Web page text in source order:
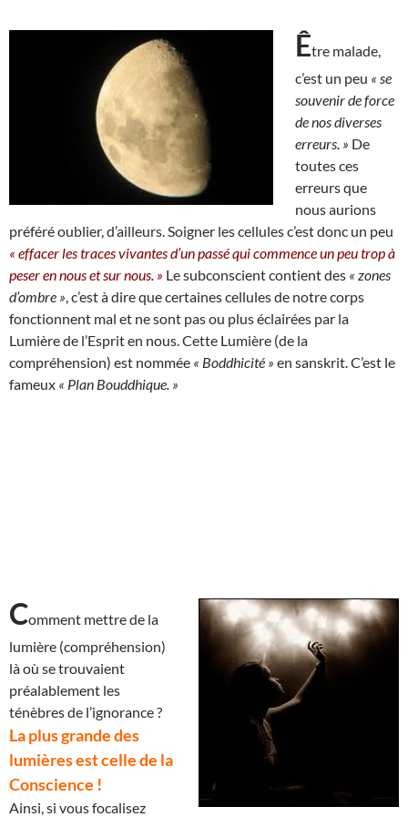
Être malade,
c’est un peu « se
souvenir de force
de nos diverses
erreurs. » De
toutes ces
erreurs que
nous aurions
préféré oublier, d’ailleurs. Soigner les cellules c’est donc un peu
« effacer les traces vivantes d’un passé qui commence un peu trop à
peser en nous et sur nous. » Le subconscient contient des « zones
d’ombre » , c’est à dire que certaines cellules de notre corps
fonctionnent mal et ne sont pas ou plus éclairées par la
Lumière de l’Esprit en nous. Cette Lumière (de la
compréhension) est nommée « Boddhicité » en sanskrit. C’est le
fameux « Plan Bouddhique. »
Comment mettre de la
lumière (compréhension)
là où se trouvaient
préalablement les
ténèbres de l’ignorance ?
La plus grande des
lumières est celle de la
Conscience !
Ainsi, si vous focalisez